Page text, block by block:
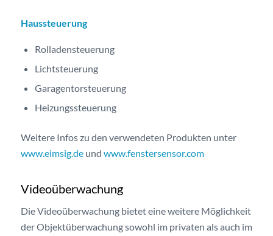
Haussteuerung
Rolladensteuerung
Lichtsteuerung
Garagentorsteuerung
Heizungssteuerung
Weitere Infos zu den verwendeten Produkten unter
www.eimsig.deund www.fenstersensor.com
Videoüberwachung
Die Videoüberwachung bietet eine weitere Möglichkeit
der Objektüberwachung sowohl im privaten als auch im